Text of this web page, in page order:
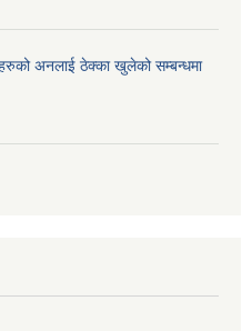
अनलाई ठेक्का खुलेको सम्बन्धमा